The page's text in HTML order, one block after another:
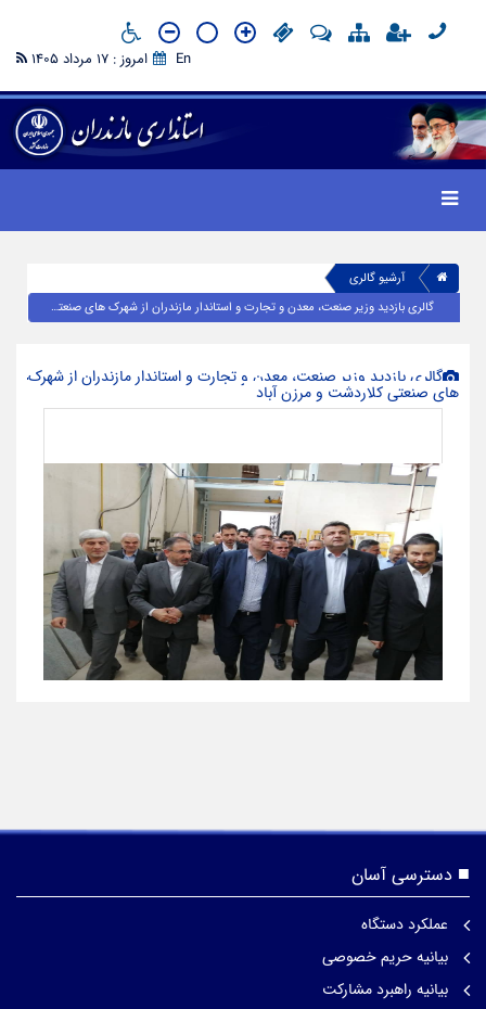
En امروز : 17 مرداد 1405
آرشیو گالری
گالری بازدید وزیر صنعت، معدن و تجارت و استاندار مازندران از شهرک های صنعتی کلاردشت و مرزن آباد
گالری بازدید وزیر صنعت، معدن و تجارت و استاندار مازندران از شهرک
های صنعتی کلاردشت و مرزن آباد
دسترسی آسان
عملکرد دستگاه
بیانیه حریم خصوصی
بیانیه راهبرد مشارکت